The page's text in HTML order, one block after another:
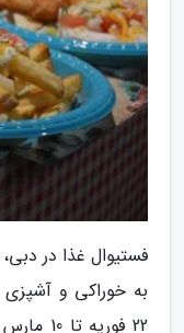
فستیوال غذا در
به خوراکی و
22